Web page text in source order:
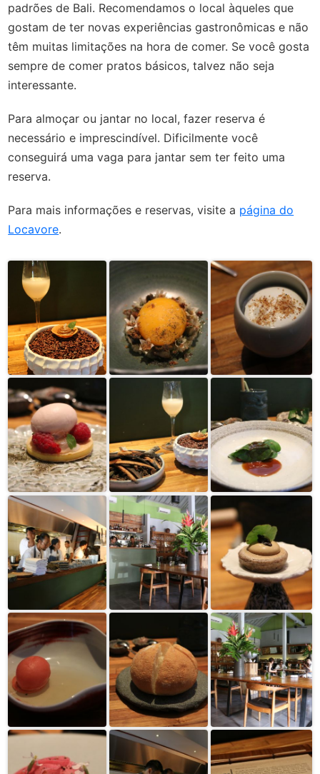
padrões de Bali. Recomendamos o local àqueles que
gostam de ter novas experiências gastronômicas e não
têm muitas limitações na hora de comer. Se você gosta
sempre de comer pratos básicos, talvez não seja
interessante.
Para almoçar ou jantar no local, fazer reserva é
necessário e imprescindível. Dificilmente você
conseguirá uma vaga para jantar sem ter feito uma
reserva.
Para mais informações e reservas, visite a página do
Locavore.